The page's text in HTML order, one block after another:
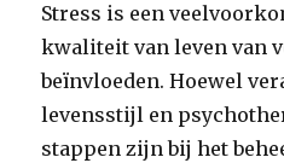
Stress is een
kwaliteit van leven van
beïnvloeden. Hoewel
levensstijl en
stappen zijn bij het